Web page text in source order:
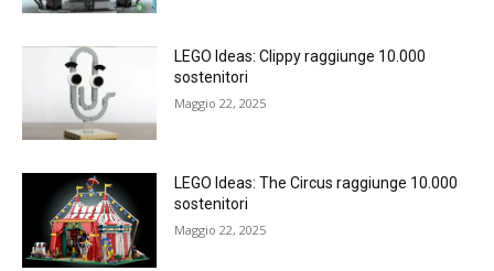
LEGO Ideas: Clippy raggiunge 10.000
sostenitori
Maggio 22, 2025
LEGO Ideas: The Circus raggiunge 10.000
sostenitori
Maggio 22, 2025